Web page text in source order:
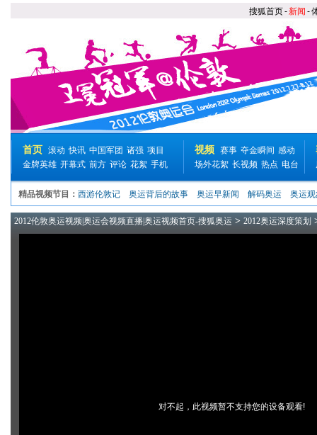
搜狐首页-新闻 -
首页 滚动 快讯 中国军团 诸强 项目
金牌英雄 开幕式 前方 评论 花絮 手机
视频 赛事 夺金瞬间 感动
场外花絮 长视频 热点 电台
精品视频节目： 西游伦敦记 奥运背后的故事 奥运早新闻 解码奥运 奥运
2012伦敦奥运视频|奥运会视频直播|奥运视频首页-搜狐奥运 > 2012奥运深度策划
对不起，此视频暂不支持您的设备观看!